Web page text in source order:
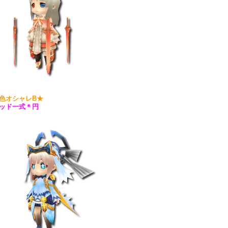
オシャレB★
ド一式＊円